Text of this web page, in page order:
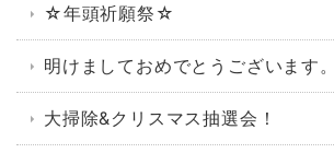
☆年頭祈願祭☆
明けましておめでとうございます。
大掃除&クリスマス抽選会！